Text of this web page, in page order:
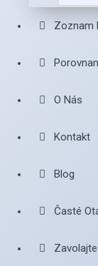
Zoznam
O Nás
Kontakt
Blog
Časté